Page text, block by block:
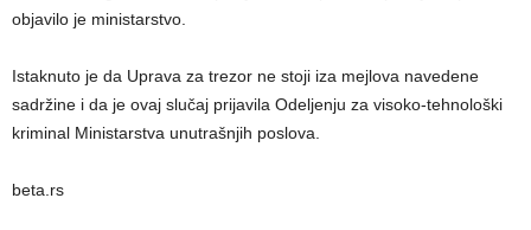
objavilo je ministarstvo.
Istaknuto je da Uprava za trezor ne stoji iza mejlova navedene
sadržine i da je ovaj slučaj prijavila Odeljenju za visoko-tehnološki
kriminal Ministarstva unutrašnjih poslova.
beta.rs